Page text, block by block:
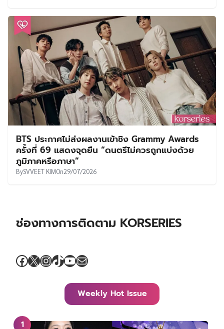
BTS ประกาศไม่ส่งผลงานเข้าชิง Grammy Awards
ครั้งที่ 69 แสดงจุดยืน “ดนตรีไม่ควรถูกแบ่งด้วย
ภูมิภาคหรือภาษา”
BySVVEET KIMOn29/07/2026
ช่องทางการติดตาม KORSERIES
Facebook
X Instagram
TikTok
YouTube
Mail
Weekly Hot Issue